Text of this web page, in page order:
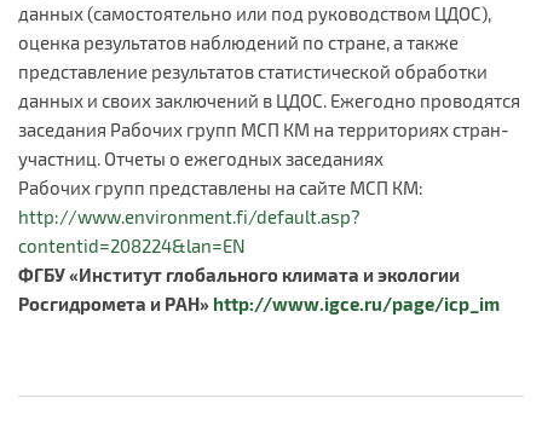
данных (самостоятельно или под руководством ЦДОС),
оценка результатов наблюдений по стране, а также
представление результатов статистической обработки
данных и своих заключений в ЦДОС. Ежегодно проводятся
заседания Рабочих групп МСП КМ на территориях стран-
участниц. Отчеты о ежегодных заседаниях
Рабочих групп представлены на сайте МСП КМ:
http://www.environment.fi/default.asp?
contentid=208224&lan=EN
ФГБУ «Институт глобального климата и экологии
Росгидромета и РАН» http://www.igce.ru/page/icp_im